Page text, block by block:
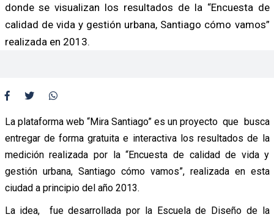
donde se visualizan los resultados de la “Encuesta de
calidad de vida y gestión urbana, Santiago cómo vamos”
realizada en 2013.
La plataforma web “Mira Santiago” es un proyecto que busca
entregar de forma gratuita e interactiva los resultados de la
medición realizada por la “Encuesta de calidad de vida y
gestión urbana, Santiago cómo vamos”, realizada en esta
ciudad a principio del año 2013.
La idea, fue desarrollada por la Escuela de Diseño de la